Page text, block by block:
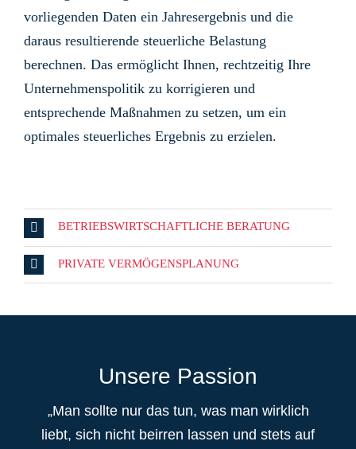
vorliegenden Daten ein Jahresergebnis und die
daraus resultierende steuerliche Belastung
berechnen. Das ermöglicht Ihnen, rechtzeitig Ihre
Unternehmenspolitik zu korrigieren und
entsprechende Maßnahmen zu setzen, um ein
optimales steuerliches Ergebnis zu erzielen.
BETRIEBSWIRTSCHAFTLICHE BERATUNG
PRIVATE VERMÖGENSPLANUNG
Unsere Passion
„Man sollte nur das tun, was man wirklich
liebt, sich nicht beirren lassen und stets auf